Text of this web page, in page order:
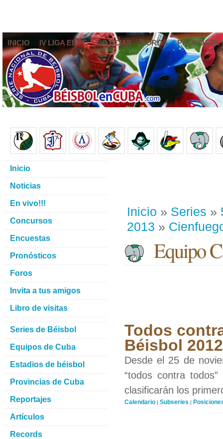
INICIO IV LIGA ELITE NOTICIAS FOROS
Inicio » Series »
2013 »
Equipo
Todos
Béisbol
Desde el 25 de
“todos contra
clasificarán los
Calendario | Subseries |
Inicio
Noticias
En vivo!!!
Concursos
Encuestas
Pronósticos
Foros
Invita a tus amigos
Libro de visitas
Series de Béisbol
Equipos de Cuba
Estadios de béisbol
Provincias de Cuba
Reportajes
Artículos
Records